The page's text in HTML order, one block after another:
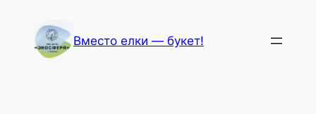
содержимому
Вместо елки — букет!